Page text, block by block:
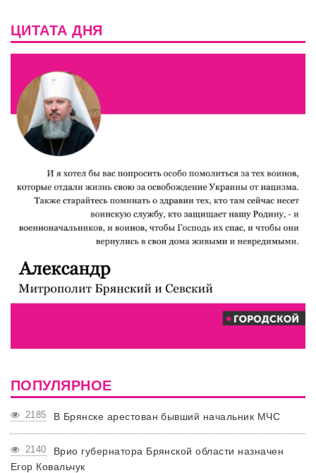
ЦИТАТА ДНЯ
ПОПУЛЯРНОЕ
2185 В Брянске арестован бывший начальник МЧС
2140
Врио губернатора Брянской области назначен
Егор Ковальчук